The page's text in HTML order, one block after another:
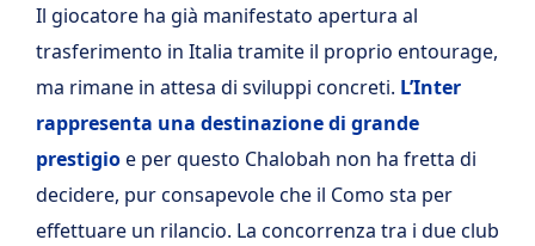
Il giocatore ha già manifestato apertura al
trasferimento in Italia tramite il proprio entourage,
ma rimane in attesa di sviluppi concreti. L’Inter
rappresenta una destinazione di grande
prestigioe per questo Chalobah non ha fretta di
decidere, pur consapevole che il Como sta per
effettuare un rilancio. La concorrenza tra i due club